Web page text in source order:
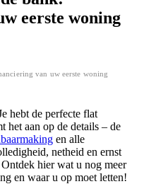
eerste woning
van uw eerste woning
hebt de perfecte flat
het aan op de details – de
en alle
netheid en ernst
hier wat u nog meer
en waar u op moet letten!